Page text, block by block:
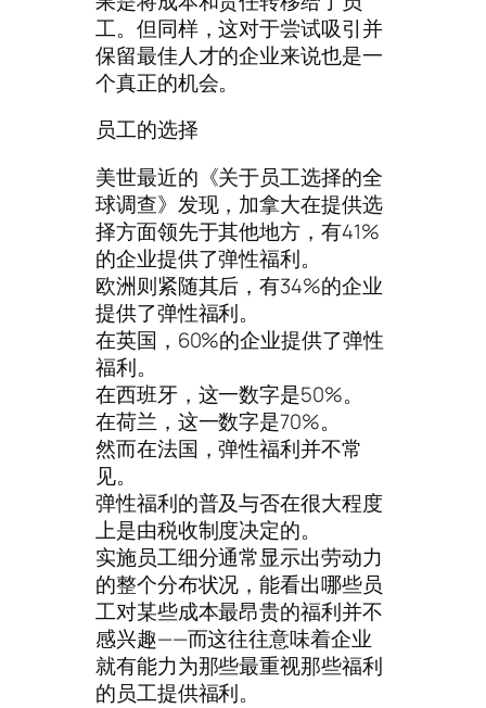
工。但同样，这对于尝试吸引并
保留最佳人才的企业来说也是一
个真正的机会。
员工的选择
美世最近的《关于员工选择的全
球调查》发现，加拿大在提供选
择方面领先于其他地方，有41%
的企业提供了弹性福利。
欧洲则紧随其后，有34%的企业
提供了弹性福利。
在英国，60%的企业提供了弹性
福利。
在西班牙，这一数字是50%。
在荷兰，这一数字是70%。
然而在法国，弹性福利并不常
见。
弹性福利的普及与否在很大程度
上是由税收制度决定的。
实施员工细分通常显示出劳动力
的整个分布状况，能看出哪些员
工对某些成本最昂贵的福利并不
感兴趣——而这往往意味着企业
就有能力为那些最重视那些福利
的员工提供福利。